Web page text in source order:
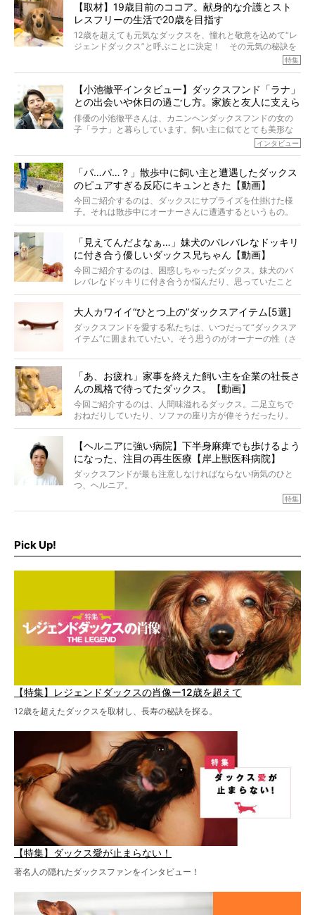
代の犬の食事は“ある重要な栄養”が不足しがちになっている
というのです。
それを効率よくおぎなってくれるのが、コラーゲン！ そ
こでわたしたちは、純度100%の犬用コラーゲンサプリ
『Ta-Ta(タータ)』を作りました！
愛犬家の83％が「健康維持を実感した」と評判のTa-Ta(タ
か届きますように。
【取材】19歳目前のココア。献身的な介護とスト
レスフリーの生活で20歳を目指す
12歳を超えても元気なダックスを、憧れと敬意を込めて“レ
ジェンドダックス”と呼ぶことに決定！ その元気の秘訣を
オーナーさんに伺うのが、特集『レジェンドダックスの肖
く」というオーナーさんのポリシーのもと、甘やかさずに
育てられ、18歳になるまで定期検査すらしたことがなかっ
たというココアくん。果たしてその長生きの秘訣とは。
特集
【小池徹平インタビュー】ダックスフンド「ラナ」
との出会いや休日の過ごし方。家族と友人に支えら
れてー
俳優の小池徹平さんは、カニンヘンダックスフンドの女の
子「ラナ」と暮らしています。飼い主に似てとても美形な
ラナは、現在８才。小池さんのインスタグラムでは、ラナ
ケメンから愛されているラナは、去年の誕生日に小池さん
からプレゼントしてもらったハーネスをつけて撮影に参加
してくれました。
インタビュー
「パ…パ…？」散歩中に飼い主と遭遇したダックス
のピュアすぎる反応にキュンときた【動画】
今回ご紹介するのは、ダックスにサプライズを仕掛けた様
子。それは散歩中にオーナーさんに遭遇するというもの。
戸惑って歩きを止めたり、すぐに気付いて追いかけたり、
「見えてんだよなぁ…」妹犬のバレバレなドッキリ
に付き合う優しいダックス兄ちゃん【動画】
今回ご紹介するのは、困惑しちゃったダックス。妹犬のバ
レバレなドッキリに付き合うか悩んだり、思っていたこと
と違う事態に陥ったり。そんなお悩み全開なダックスの様
大人カワイイ“ひとつ上の”ダックスアイテム[5選]
ダックスフンドを愛する私たちは、いつだって“ダックスア
イテム”に囲まれていたい。そう思うのがオーナーの性（さ
ムをご紹介。
「あ、お疲れ」家事を終えた飼い主を企業の社長さ
んの風格で待ってたダックス。【動画】
今回ご紹介するのは、人間味溢れるダックス。二足立ちで
おねだりしていたり、ソファの座り方が偉そうだったり。
今にも言葉を発しそうなダックスの姿は、もう人間にしか
【ヘルニアに強い病院】下半身麻痺でも歩けるよう
になった、注目の再生医療【岸上獣医科病院】
ダックスフンドが最も注意しなければならない病気のひと
つ、ヘルニア。
特集『ヘルニアに、負けない』では、ヘルニアに強い動物
を点滴投与する治療により、歩けなかった子が投与37日で
特集
Pick Up!
【特集】レジェンドダックスの肖像ー12歳を超えて
12歳を超えたダックスを取材し、長寿の秘訣を探る。
【特集】ダックス愛が止まらない！
著名人の隠れたダックスファンをインタビュー！